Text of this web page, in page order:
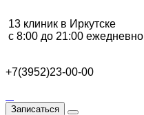
13 клиник в Иркутске
с 8:00 до 21:00 ежедневно
+7(3952)23-00-00
Записаться